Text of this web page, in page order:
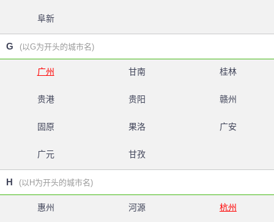
阜新
G (以G为开头的城市名)
广州 甘南 桂林
贵港 贵阳 赣州
固原 果洛 广安
广元 甘孜
H (以H为开头的城市名)
惠州 河源 杭州